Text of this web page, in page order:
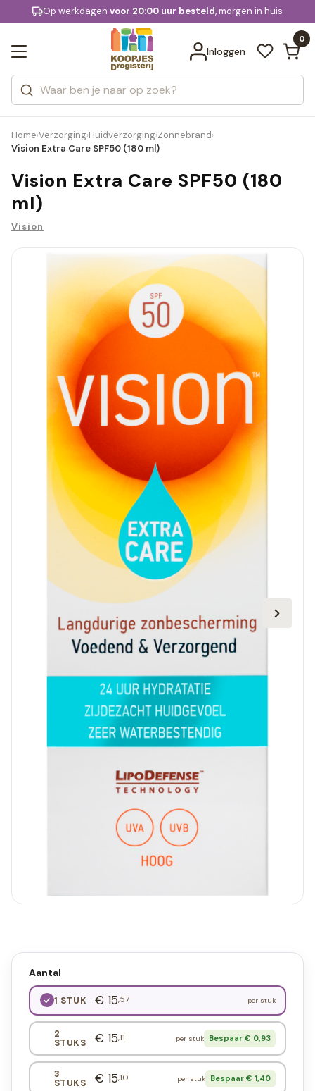
Gratis bezorging
KD.
extra
Op werkdagenvoor 20:00 uur besteld, morgen in huis
Inloggen
0
Zoeken
Categorieën
Merken
Bekijk alle resultaten
Home›Verzorging›Huidverzorging›Zonnebrand›
Vision Extra Care SPF50 (180 ml)
Vision Extra Care SPF50 (180
ml)
Vision
Aantal
1 STUK € 15,57 per stuk
2
STUKS € 15,11 per stuk Bespaar € 0,93
3
STUKS € 15,10 per stuk Bespaar € 1,40